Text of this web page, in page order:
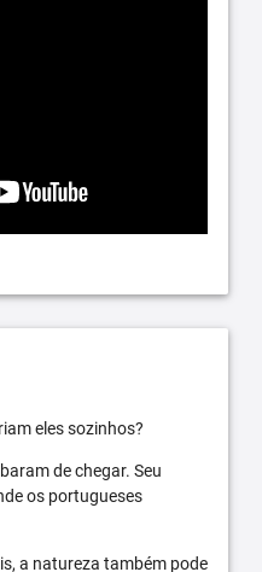
eles sozinhos?
de chegar. Seu
os portugueses
a natureza também pode